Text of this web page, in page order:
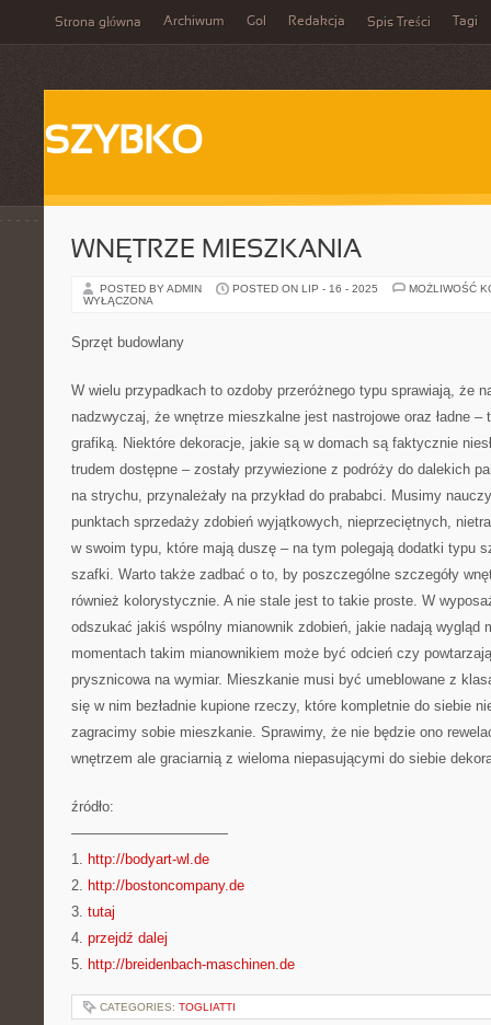
Strona główna Archiwum Gol Redakcja Spis Treści Tagi
SZYBKO
WNĘTRZE MIESZKANIA
POSTED BY ADMIN POSTED ON LIP - 16 - 2025
MOŻLIWOŚĆ
WYŁĄCZONA
Sprzęt budowlany
W wielu przypadkach to ozdoby przeróżnego typu sprawiają, że
nadzwyczaj, że wnętrze mieszkalne jest nastrojowe oraz ładne –
grafiką. Niektóre dekoracje, jakie są w domach są faktycznie
trudem dostępne – zostały przywiezione z podróży do dalekich
na strychu, przynależały na przykład do prababci. Musimy
punktach sprzedaży zdobień wyjątkowych, nieprzeciętnych,
w swoim typu, które mają duszę – na tym polegają dodatki typu
szafki. Warto także zadbać o to, by poszczególne szczegóły
również kolorystycznie. A nie stale jest to takie proste. W
odszukać jakiś wspólny mianownik zdobień, jakie nadają wygląd
momentach takim mianownikiem może być odcień czy
prysznicowa na wymiar. Mieszkanie musi być umeblowane z
się w nim bezładnie kupione rzeczy, które kompletnie do siebie
zagracimy sobie mieszkanie. Sprawimy, że nie będzie ono
wnętrzem ale graciarnią z wieloma niepasującymi do siebie
źródło:
———————————
1. http://bodyart-wl.de
2. http://bostoncompany.de
3. tutaj
4. przejdź dalej
5. http://breidenbach-maschinen.de
CATEGORIES: TOGLIATTI